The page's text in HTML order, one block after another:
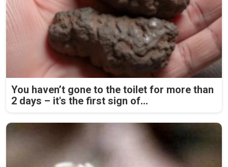
You haven’t gone to the toilet for more than
2 days – it's the first sign of...